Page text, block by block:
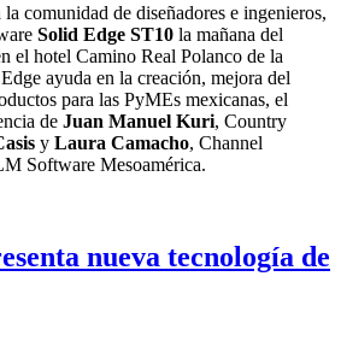
comunidad de diseñadores e ingenieros,
Solid Edge ST10 la mañana del
el hotel Camino Real Polanco de la
ayuda en la creación, mejora del
para las PyMEs mexicanas, el
de Juan Manuel Kuri, Country
y Laura Camacho, Channel
Software Mesoamérica.
nueva tecnología de